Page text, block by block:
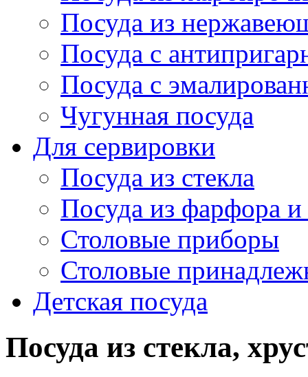
Посуда из
Посуда с
Посуда с
Чугунная посуда
Для сервировки
Посуда из стекла
Посуда из фарфора
Столовые приборы
Столовые
Детская посуда
Посуда из стекла,